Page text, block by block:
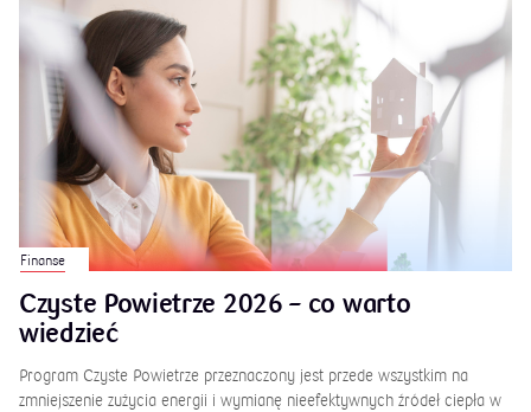
Finanse
Czyste Powietrze 2026 – co warto
wiedzieć
Program Czyste Powietrze przeznaczony jest przede wszystkim na
zmniejszenie zużycia energii i wymianę nieefektywnych źródeł ciepła w